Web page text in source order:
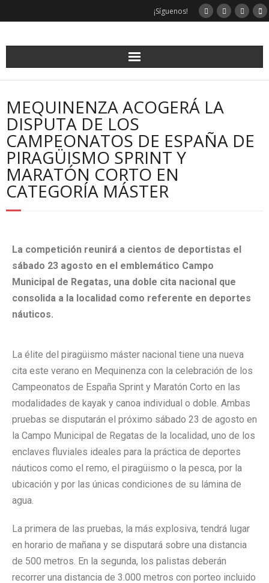
¡Síguenos!
MEQUINENZA ACOGERÁ LA
DISPUTA DE LOS
CAMPEONATOS DE ESPAÑA DE
PIRAGÜISMO SPRINT Y
MARATÓN CORTO EN
CATEGORÍA MÁSTER
La competición reunirá a cientos de deportistas el
sábado 23 agosto en el emblemático Campo
Municipal de Regatas, una doble cita nacional que
consolida a la localidad como referente en deportes
náuticos.
La élite del piragüismo máster nacional tiene una nueva
cita este verano en Mequinenza con la celebración de los
Campeonatos de España Sprint y Maratón Corto en las
modalidades de kayak y canoa individual o doble. Ambas
pruebas se disputarán el próximo sábado 23 de agosto en
la Campo Municipal de Regatas de la localidad, uno de los
enclaves fluviales ideales para la práctica de deportes
náuticos como el remo, el piragüismo o la pesca, por la
ubicación y por las únicas condiciones de su lámina de
agua.
La primera de las pruebas, la más explosiva, tendrá lugar
en horario de mañana y se disputará sobre una distancia
de 500 metros. En la segunda, los palistas deberán
recorrer una distancia de 3.000 metros con porteo incluido